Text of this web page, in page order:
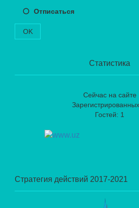
Отписаться
OK
Статистика
Сейчас на сайте
Гостей: 1
Стратегия действий 2017-2021